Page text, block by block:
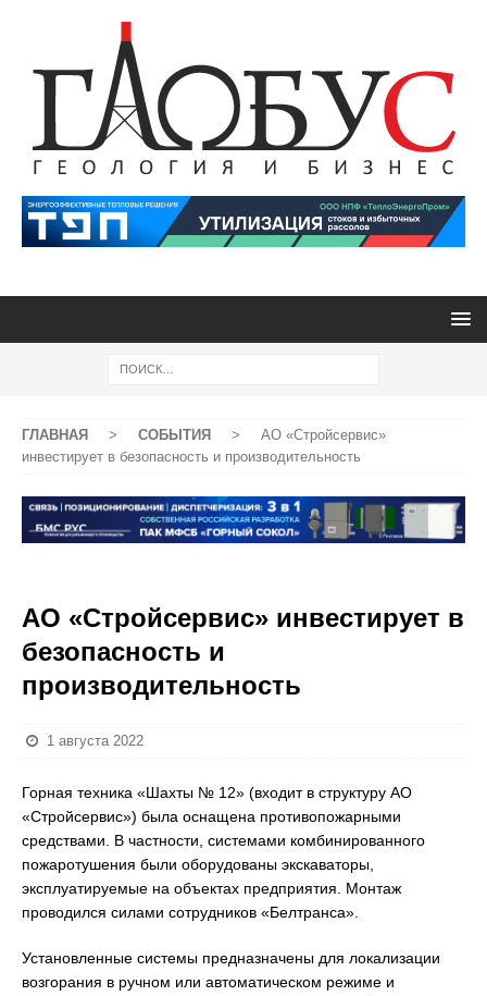
ГЛАВНАЯ > СОБЫТИЯ >
АО «Стройсервис»
инвестирует в безопасность и производительность
АО «Стройсервис» инвестирует в
безопасность и
производительность
1 августа 2022
Горная техника «Шахты № 12» (входит в структуру АО
«Стройсервис») была оснащена противопожарными
средствами. В частности, системами комбинированного
пожаротушения были оборудованы экскаваторы,
эксплуатируемые на объектах предприятия. Монтаж
проводился силами сотрудников «Белтранса».
Установленные системы предназначены для локализации
возгорания в ручном или автоматическом режиме и